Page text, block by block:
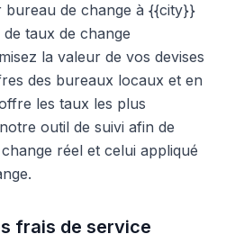
bureau de change à {{city}}
taux de change
la valeur de vos devises
des bureaux locaux et en
les taux les plus
outil de suivi afin de
réel et celui appliqué
frais de service